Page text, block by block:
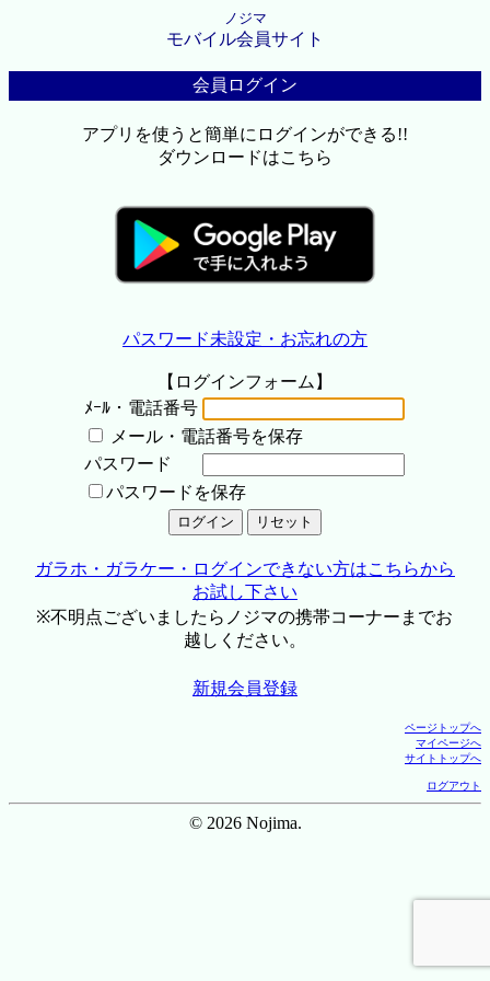
ノジマ
モバイル会員サイト
会員ログイン
アプリを使うと簡単にログインができる!!
ダウンロードはこちら
パスワード未設定・お忘れの方
【ログインフォーム】
ﾒｰﾙ・電話番号
メール・電話番号を保存
パスワード
パスワードを保存
ガラホ・ガラケー・ログインできない方はこちらから
お試し下さい
※不明点ございましたらノジマの携帯コーナーまでお
越しください。
新規会員登録
ページトップへ
マイページへ
サイトトップへ
ログアウト
© 2026 Nojima.